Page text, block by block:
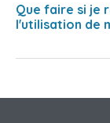
Que faire si je
l'utilisation de